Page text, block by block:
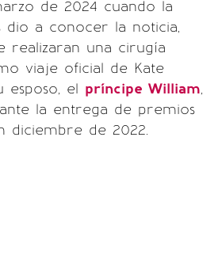
de 2024 cuando la
dio a conocer la noticia,
realizaran una cirugía
viaje oficial de Kate
esposo, el príncipe William,
la entrega de premios
diciembre de 2022.